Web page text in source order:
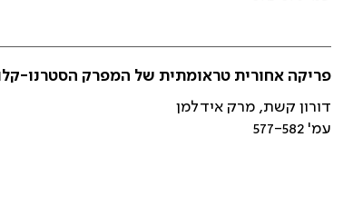
פריקה אחורית טראומתית של המפרק הסטרנו-
דורון קשת, מרק אידלמן
עמ' 577-582